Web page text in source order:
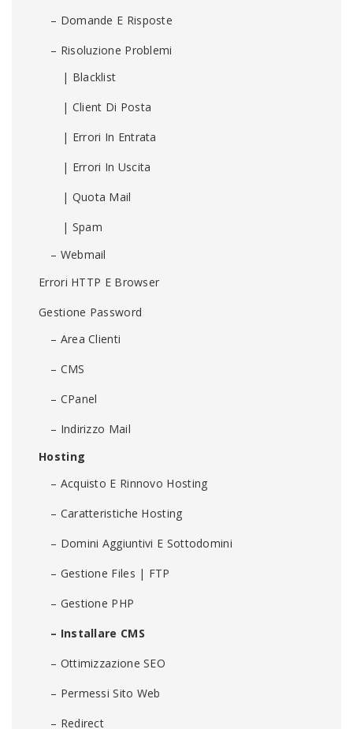
– Domande E Risposte
– Risoluzione Problemi
| Blacklist
| Client Di Posta
| Errori In Entrata
| Errori In Uscita
| Quota Mail
| Spam
– Webmail
Errori HTTP E Browser
Gestione Password
– Area Clienti
– CMS
– CPanel
– Indirizzo Mail
Hosting
– Acquisto E Rinnovo Hosting
– Caratteristiche Hosting
– Domini Aggiuntivi E Sottodomini
– Gestione Files | FTP
– Gestione PHP
– Installare CMS
– Ottimizzazione SEO
– Permessi Sito Web
– Redirect